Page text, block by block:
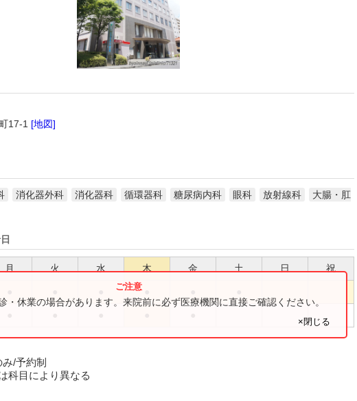
17-1 [地図]
消化器外科 消化器科 循環器科 糖尿病内科 眼科 放射線科
大腸・肛
月 火 水 木 金 土 日 祝
・休業の場合があります。来院前に必ず医療機関に直接ご確認ください。
×閉じる
/予約制
科目により異なる